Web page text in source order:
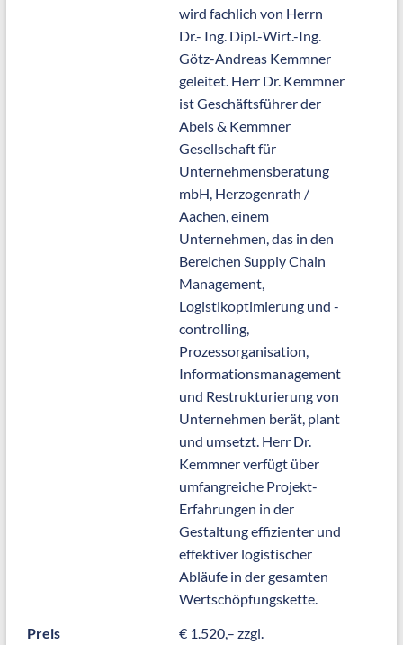
wird fachlich von Herrn
Dr.- Ing. Dipl.-Wirt.-Ing.
Götz-Andreas Kemmner
geleitet. Herr Dr. Kemmner
ist Geschäftsführer der
Abels & Kemmner
Gesellschaft für
Unternehmensberatung
mbH, Herzogenrath /
Aachen, einem
Unternehmen, das in den
Bereichen Supply Chain
Management,
Logistikoptimierung und -
controlling,
Prozessorganisation,
Informationsmanagement
und Restrukturierung von
Unternehmen berät, plant
und umsetzt. Herr Dr.
Kemmner verfügt über
umfangreiche Projekt-
Erfahrungen in der
Gestaltung effizienter und
effektiver logistischer
Abläufe in der gesamten
Wertschöpfungskette.
Preis
€ 1.520,– zzgl.